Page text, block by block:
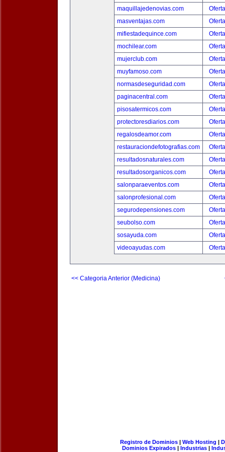
maquillajedenovias.com
masventajas.com
mifiestadequince.com
mochilear.com
mujerclub.com
muyfamoso.com
normasdeseguridad.com
paginacentral.com
pisosatermicos.com
protectoresdiarios.com
regalosdeamor.com
restauraciondefotografias.com
resultadosnaturales.com
resultadosorganicos.com
salonparaeventos.com
salonprofesional.com
segurodepensiones.com
seubolso.com
sosayuda.com
videoayudas.com
<< Categoria Anterior (Medicina)
Registro de Dominios| Web Hosting |
Dominios Expirados | Industrias |